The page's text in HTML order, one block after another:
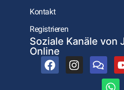
Kontakt
Registrieren
Soziale Kanäle von
Online